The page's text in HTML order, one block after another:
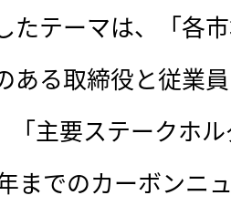
テーマは、
「各
ある取締役と従業
「主要ステークホ
までのカーボンニ